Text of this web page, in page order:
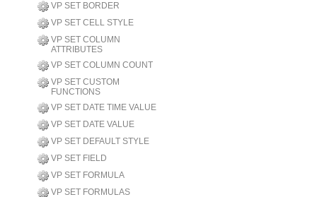
VP SET BORDER
VP SET CELL STYLE
VP SET COLUMN
ATTRIBUTES
VP SET COLUMN COUNT
VP SET CUSTOM
FUNCTIONS
VP SET DATE TIME VALUE
VP SET DATE VALUE
VP SET DEFAULT STYLE
VP SET FIELD
VP SET FORMULA
VP SET FORMULAS